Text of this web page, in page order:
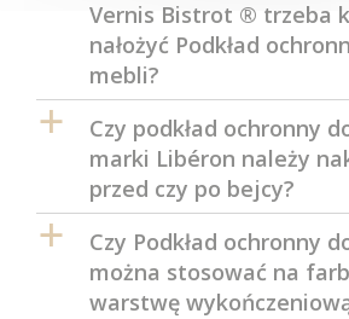
Vernis Bistrot ® trzeba
nałożyć Podkład
mebli?
a
Czy podkład ochronny
marki Libéron należy
przed czy po bejcy?
a
Czy Podkład ochronny
można stosować na
warstwę